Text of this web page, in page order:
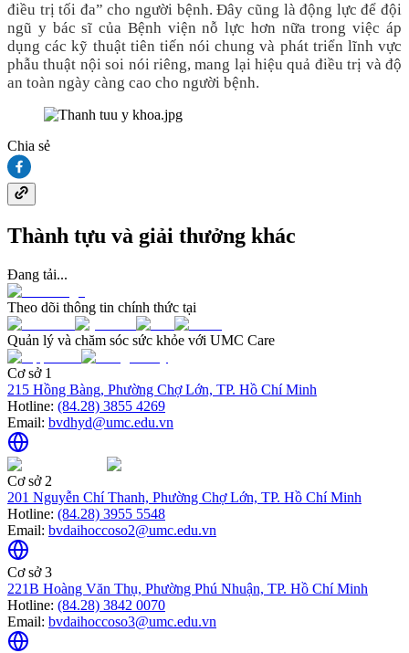
điều trị tối đa” cho người bệnh. Đây cũng là động lực để đội
ngũ y bác sĩ của Bệnh viện nỗ lực hơn nữa trong việc áp
dụng các kỹ thuật tiên tiến nói chung và phát triển lĩnh vực
phẫu thuật nội soi nói riêng, mang lại hiệu quả điều trị và độ
an toàn ngày càng cao cho người bệnh.
Chia sẻ
Thành tựu và giải thưởng khác
Đang tải...
Theo dõi thông tin chính thức tại
Quản lý và chăm sóc sức khỏe với UMC Care
Cơ sở 1
215 Hồng Bàng, Phường Chợ Lớn, TP. Hồ Chí Minh
Hotline: (84.28) 3855 4269
Email: bvdhyd@umc.edu.vn
Cơ sở 2
201 Nguyễn Chí Thanh, Phường Chợ Lớn, TP. Hồ Chí Minh
Hotline: (84.28) 3955 5548
Email: bvdaihoccoso2@umc.edu.vn
Cơ sở 3
221B Hoàng Văn Thụ, Phường Phú Nhuận, TP. Hồ Chí Minh
Hotline: (84.28) 3842 0070
Email: bvdaihoccoso3@umc.edu.vn